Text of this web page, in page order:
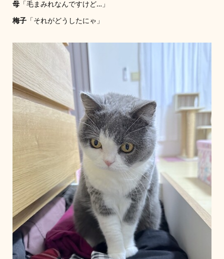
母「毛まみれなんですけど…」
梅子「それがどうしたにゃ」